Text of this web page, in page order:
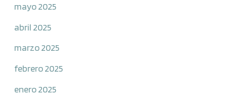
mayo 2025
abril 2025
marzo 2025
febrero 2025
enero 2025